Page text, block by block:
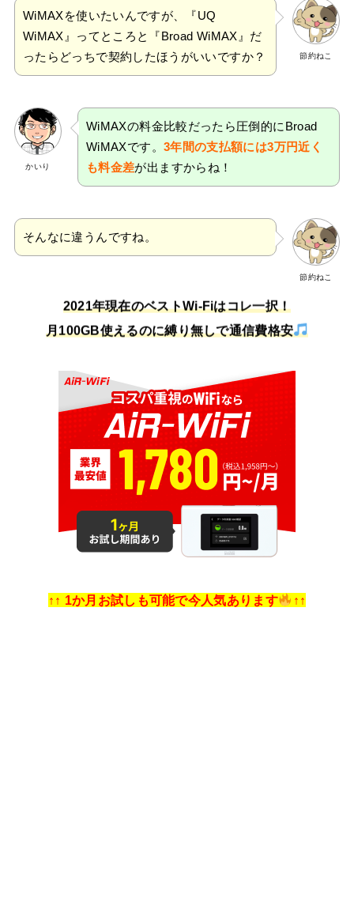
節約ねこ
WiMAXを使いたいんですが、『UQ
WiMAX』ってところと『Broad WiMAX』だ
ったらどっちで契約したほうがいいですか？
かいり
WiMAXの料金比較だったら圧倒的にBroad
WiMAXです。 3年間の支払額には3万円近く
も料金差が出ますからね！
節約ねこ
そんなに違うんですね。
2021年現在のベストWi-Fiはコレ一択！
月100GB使えるのに縛り無しで通信費格安
↑↑ 1か月お試しも可能で今人気あります ↑↑